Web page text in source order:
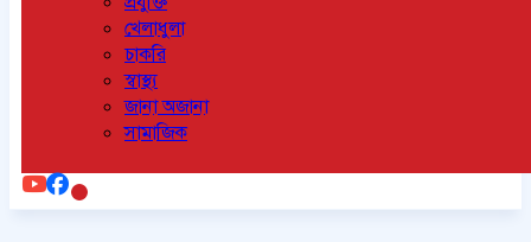
খেলাধুলা
চাকরি
স্বাস্থ্য
জানা অজানা
সামাজিক